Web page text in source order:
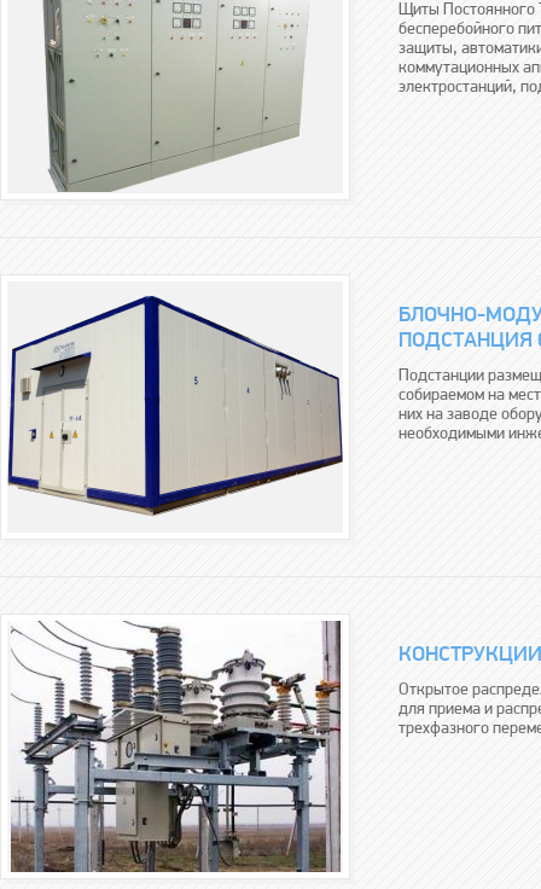
Щиты Постоянного
бесперебойного
защиты,
коммутационных
электростанций,
БЛОЧНО-
ПОДСТАНЦИЯ
Подстанции
собираемом на
них на заводе
необходимыми
Открытое
для приема и
трехфазного